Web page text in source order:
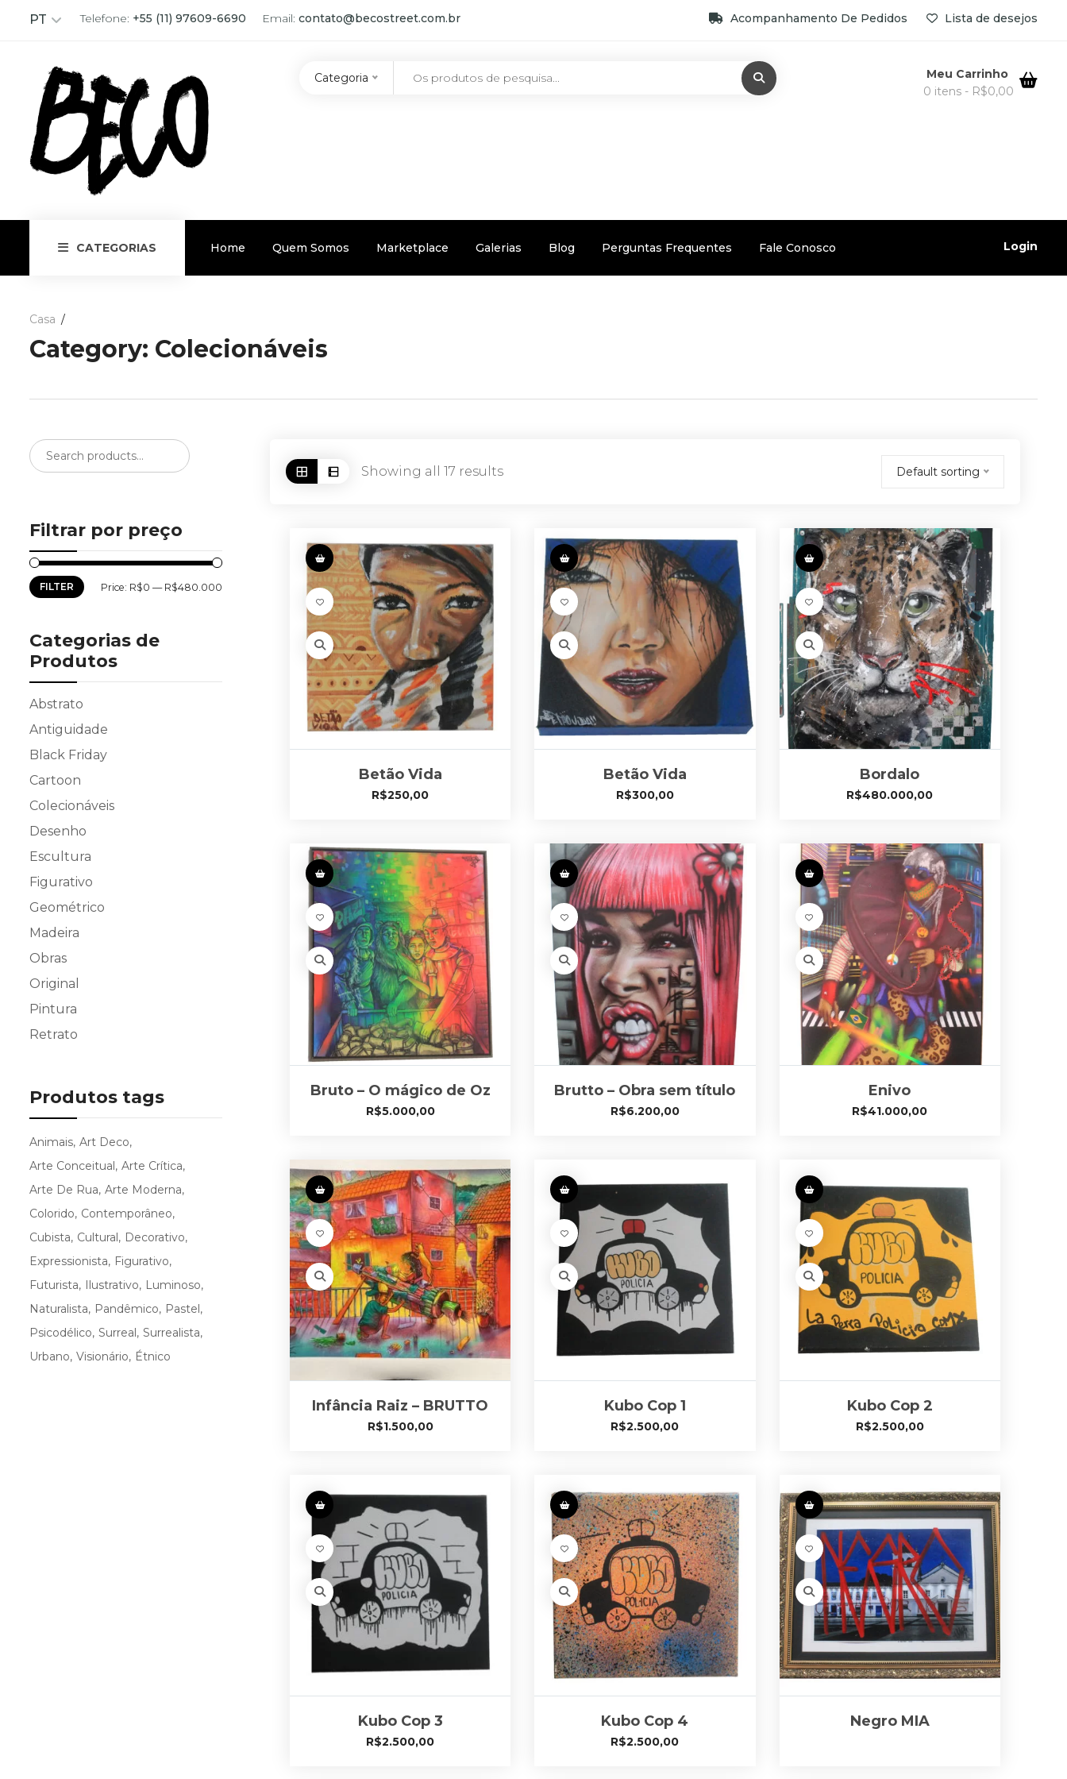
PT Telefone: +55 (11) 97609-6690 Email: contato@becostreet.com.br Acompanhamento De Pedidos Lista de desejos
Categoria
Meu Carrinho
0 itens - R$0,00
CATEGORIAS Home Quem Somos Marketplace Galerias Blog Perguntas Frequentes Fale Conosco Login
Casa
Category: Colecionáveis
Filtrar por preço
FILTER Price: R$0 — R$480.000
Categorias de
Produtos
Abstrato
Antiguidade
Black Friday
Cartoon
Colecionáveis
Desenho
Escultura
Figurativo
Geométrico
Madeira
Obras
Original
Pintura
Retrato
Produtos tags
Animais Art Deco
Arte Conceitual
Arte Crítica
Arte De Rua Arte Moderna
Colorido Contemporâneo
Cubista Cultural
Decorativo
Expressionista
Figurativo
Futurista
Ilustrativo
Luminoso
Naturalista
Pandêmico
Pastel
Psicodélico Surreal
Surrealista
Urbano Visionário Étnico
Showing all 17 results Default sorting
Betão Vida
R$250,00
Betão Vida
R$300,00
Bordalo
R$480.000,00
Bruto – O mágico de Oz
R$5.000,00
Brutto – Obra sem título
R$6.200,00
Enivo
R$41.000,00
Infância Raiz – BRUTTO
R$1.500,00
Kubo Cop 1
R$2.500,00
Kubo Cop 2
R$2.500,00
Kubo Cop 3
R$2.500,00
Kubo Cop 4
R$2.500,00
Negro MIA